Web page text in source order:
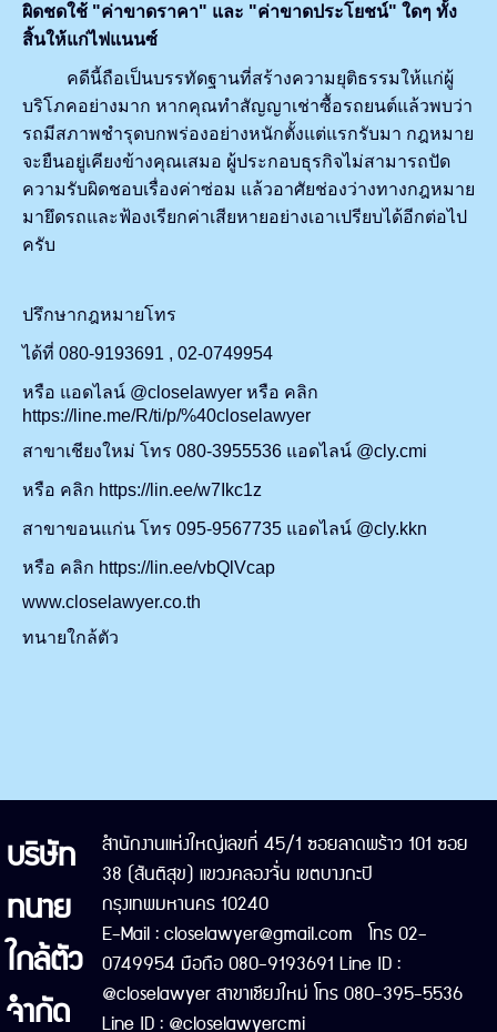
ผิดชดใช้ "ค่าขาดราคา" และ "ค่าขาดประโยชน์" ใดๆ ทั้ง
สิ้นให้แก่ไฟแนนซ์
คดีนี้ถือเป็นบรรทัดฐานที่สร้างความยุติธรรมให้แก่ผู้
บริโภคอย่างมาก หากคุณทำสัญญาเช่าซื้อรถยนต์แล้วพบว่า
รถมีสภาพชำรุดบกพร่องอย่างหนักตั้งแต่แรกรับมา กฎหมาย
จะยืนอยู่เคียงข้างคุณเสมอ ผู้ประกอบธุรกิจไม่สามารถปัด
ความรับผิดชอบเรื่องค่าซ่อม แล้วอาศัยช่องว่างทางกฎหมาย
มายึดรถและฟ้องเรียกค่าเสียหายอย่างเอาเปรียบได้อีกต่อไป
ครับ
ปรึกษากฎหมายโทร
ได้ที่ 080-9193691 , 02-0749954
หรือ แอดไลน์ @closelawyer หรือ คลิก
https://line.me/R/ti/p/%40closelawyer
สาขาเชียงใหม่ โทร 080-3955536 แอดไลน์ @cly.cmi
หรือ คลิก https://lin.ee/w7Ikc1z
สาขาขอนแก่น โทร 095-9567735 แอดไลน์ @cly.kkn
หรือ คลิก https://lin.ee/vbQlVcap
www.closelawyer.co.th
ทนายใกล้ตัว
บริษัท
ทนาย
ใกล้ตัว
จำกัด
สำนักงานแห่งใหญ่เลขที่ 45/1 ซอยลาดพร้าว 101 ซอย
38 (สันติสุข) แขวงคลองจั่น เขตบางกะปิ
กรุงเทพมหานคร 10240
E-Mail : closelawyer@gmail.com โทร 02-
0749954 มือถือ 080-9193691 Line ID :
@closelawyer สาขาเชียงใหม่ โทร 080-395-5536
Line ID : @closelawyercmi